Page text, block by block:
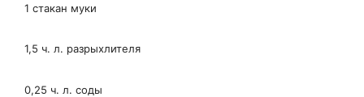
1 стакан муки
1,5 ч. л. разрыхлителя
0,25 ч. л. соды